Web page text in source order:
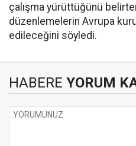
çalışma yürüttüğünü
düzenlemelerin Avrupa
edileceğini söyledi.
HABERE YORUM